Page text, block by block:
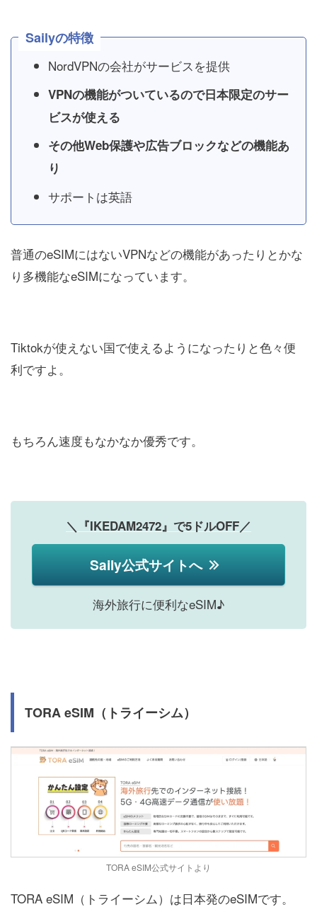
Sailyの特徴
NordVPNの会社がサービスを提供
VPNの機能がついているので日本限定のサー
ビスが使える
その他Web保護や広告ブロックなどの機能あ
り
サポートは英語
普通のeSIMにはないVPNなどの機能があったりとかな
り多機能なeSIMになっています。
Tiktokが使えない国で使えるようになったりと色々便
利ですよ。
もちろん速度もなかなか優秀です。
＼『IKEDAM2472』で5ドルOFF／
Saily公式サイトへ
海外旅行に便利なeSIM♪
TORA eSIM（トライーシム）
TORA eSIM公式サイトより
TORA eSIM（トライーシム）は日本発のeSIMです。